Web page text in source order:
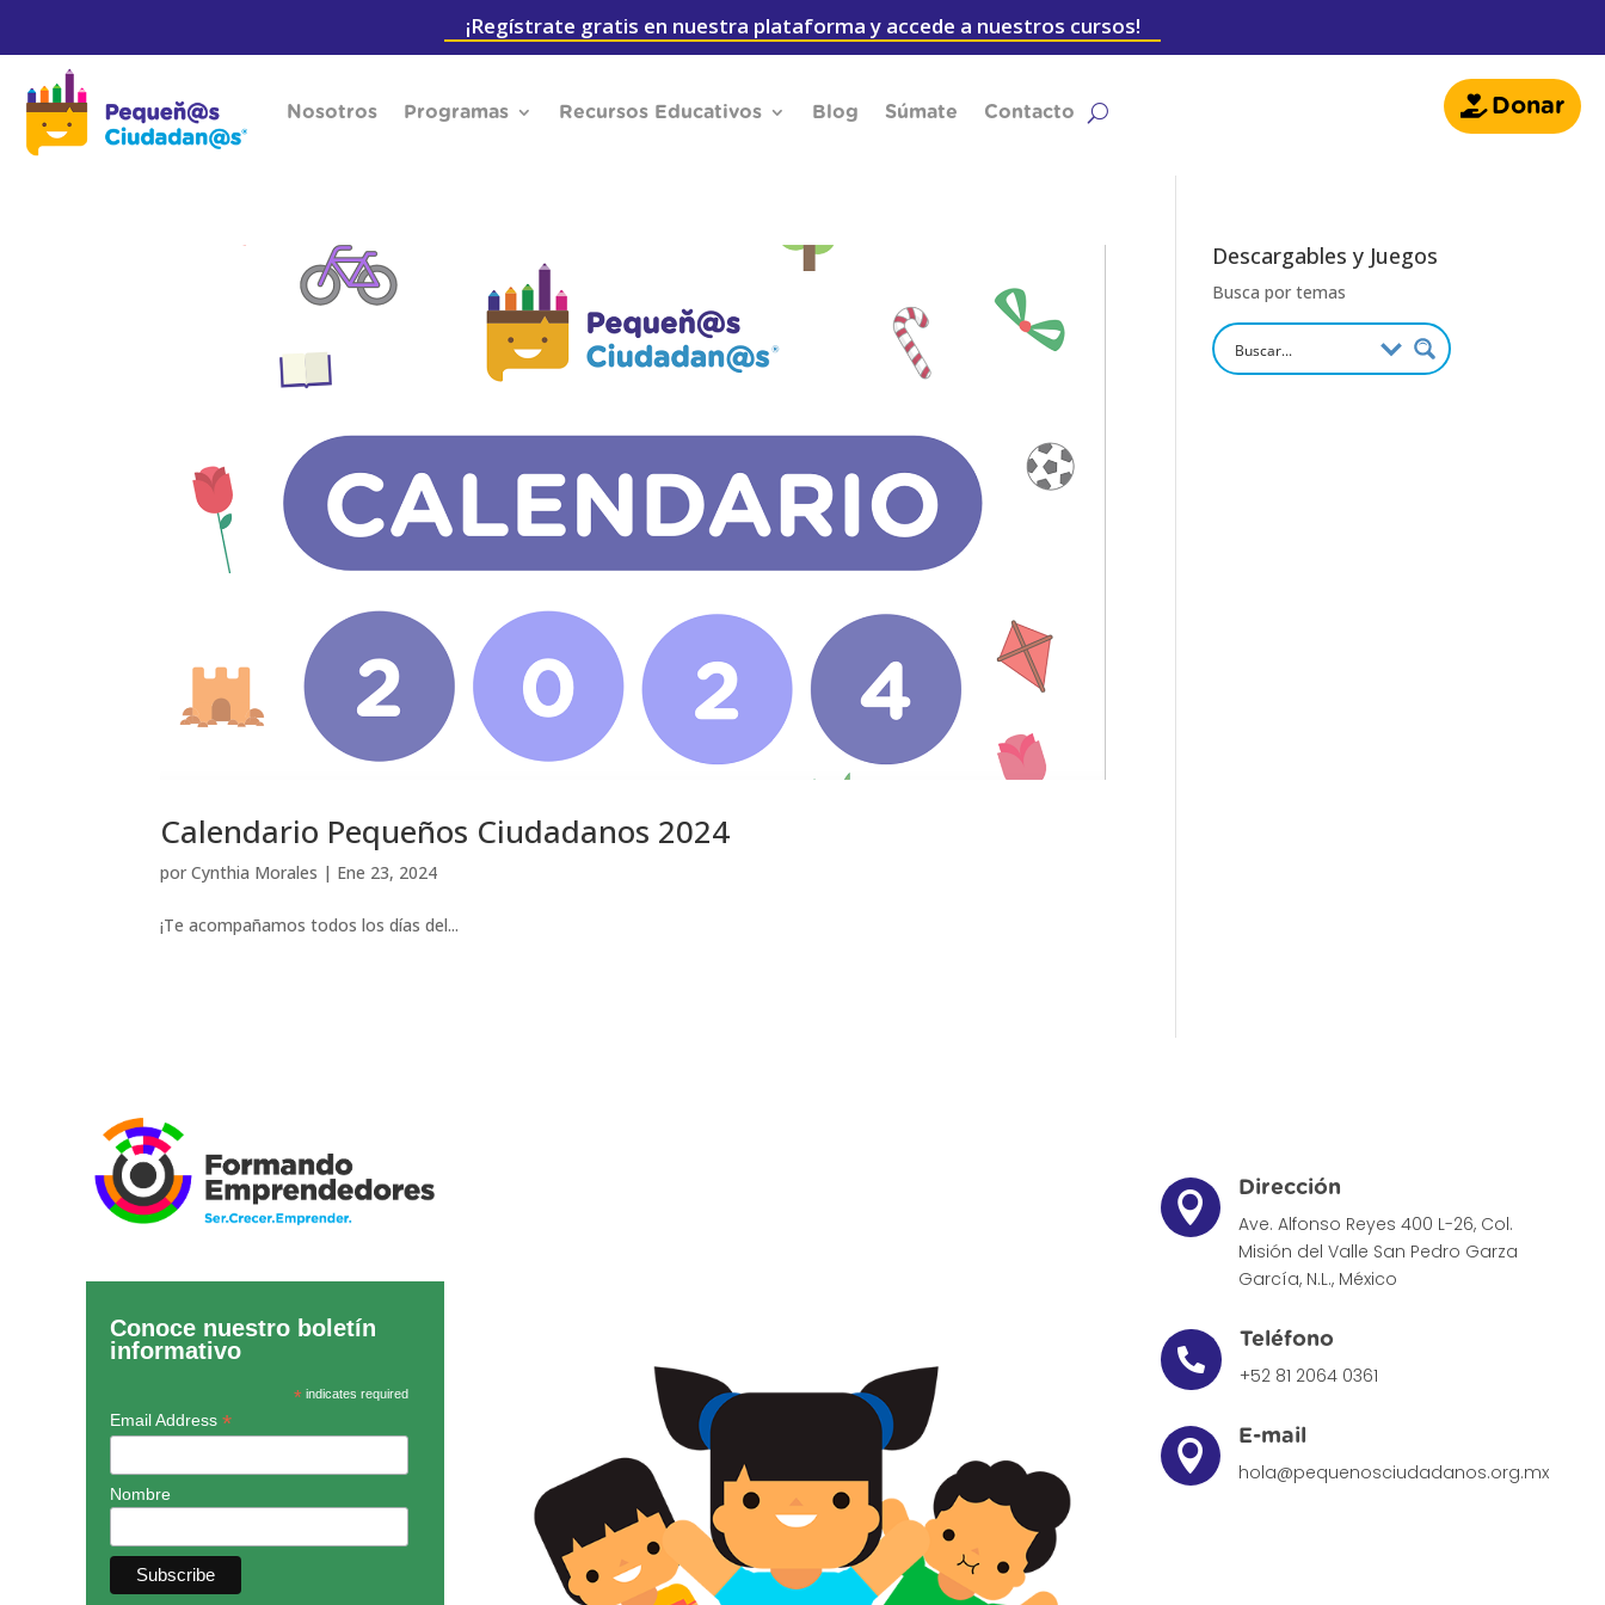
¡Regístrate gratis en nuestra plataforma y accede a nuestros cursos!
Nosotros Programas Recursos Educativos Blog Súmate Contacto Donar
Calendario Pequeños Ciudadanos 2024
porCynthia Morales | Ene 23, 2024
¡Te acompañamos todos los días del...
Descargables y Juegos
Busca por temas
Conoce nuestro boletín
informativo
*indicates required
Email Address *
Nombre

Dirección
Ave. Alfonso Reyes 400 L-26, Col.
Misión del Valle San Pedro Garza
García, N.L., México

Teléfono
+52 81 2064 0361

E-mail
hola@pequenosciudadanos.org.mx